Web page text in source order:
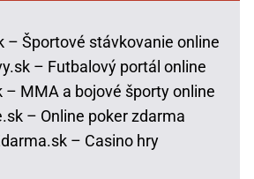
– Športové stávkovanie online
– Futbalový portál online
– MMA a bojové športy online
– Online poker zdarma
– Casino hry